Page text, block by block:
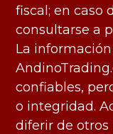
fiscal; en caso
consultarse a
La información
confiables,
o integridad.
diferir de otros